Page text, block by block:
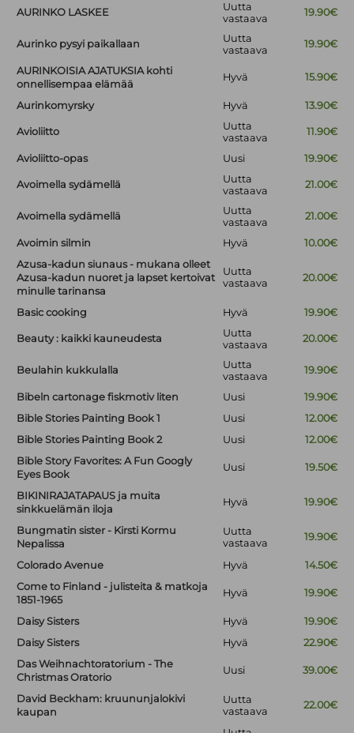
AURINKO LASKEE
Uutta
vastaava
19.90€
Aurinko pysyi paikallaan
Uutta
vastaava
19.90€
AURINKOISIA AJATUKSIA kohti
onnellisempaa elämää
Hyvä 15.90€
Aurinkomyrsky Hyvä 13.90€
Avioliitto
Uutta
vastaava
11.90€
Avioliitto-opas Uusi 19.90€
Avoimella sydämellä
Uutta
vastaava
21.00€
Avoimella sydämellä
Uutta
vastaava
21.00€
Avoimin silmin Hyvä
10.00€
Azusa-kadun siunaus - mukana olleet
Azusa-kadun nuoret ja lapset kertoivat
minulle tarinansa
Uutta
vastaava
20.00€
Basic cooking Hyvä 19.90€
Beauty : kaikki kauneudesta
Uutta
vastaava
20.00€
Beulahin kukkulalla
Uutta
vastaava
19.90€
Bibeln cartonage fiskmotiv liten Uusi
19.90€
Bible Stories Painting Book 1
Uusi
12.00€
Bible Stories Painting Book 2
Uusi
12.00€
Bible Story Favorites: A Fun Googly
Eyes Book
Uusi 19.50€
BIKINIRAJATAPAUS ja muita
sinkkuelämän iloja
Hyvä 19.90€
Bungmatin sister - Kirsti Kormu
Nepalissa
Uutta
vastaava
19.90€
Colorado Avenue Hyvä
14.50€
Come to Finland - julisteita & matkoja
1851-1965
Hyvä 19.90€
Daisy Sisters Hyvä
19.90€
Daisy Sisters
Hyvä
22.90€
Das Weihnachtoratorium - The
Christmas Oratorio
Uusi 39.00€
David Beckham: kruununjalokivi
kaupan
Uutta
vastaava
22.00€